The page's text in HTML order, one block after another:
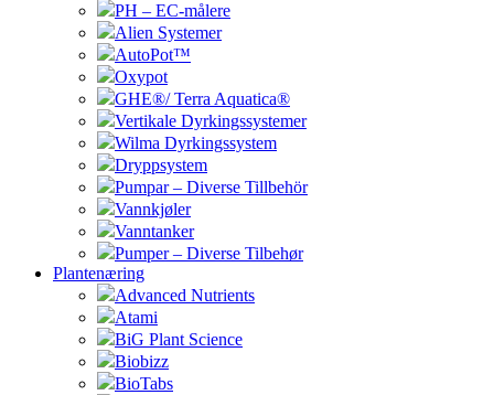
PH – EC-målere
Alien Systemer
AutoPot™
Oxypot
GHE®/ Terra Aquatica®
Vertikale Dyrkingssystemer
Wilma Dyrkingssystem
Dryppsystem
Pumpar – Diverse Tillbehör
Vannkjøler
Vanntanker
Pumper – Diverse Tilbehør
Plantenæring
Advanced Nutrients
Atami
BiG Plant Science
Biobizz
BioTabs